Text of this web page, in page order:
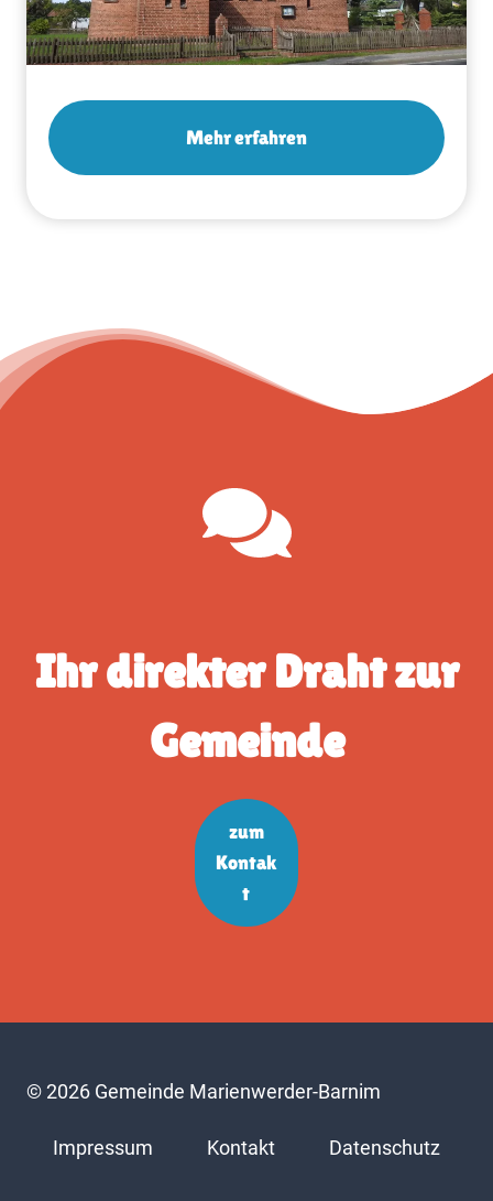
Mehr erfahren
Ihr direkter Draht zur
Gemeinde
zum
Kontak
t
© 2026 Gemeinde Marienwerder-Barnim
Impressum Kontakt Datenschutz